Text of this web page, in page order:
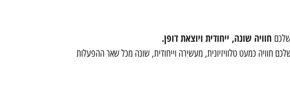
חוויה שונה, ייחודית ויוצאת דופן.
חוויה כמעט טלוויזיונית, מעשירה וייחודית, שונה מכל שאר ההפעלות